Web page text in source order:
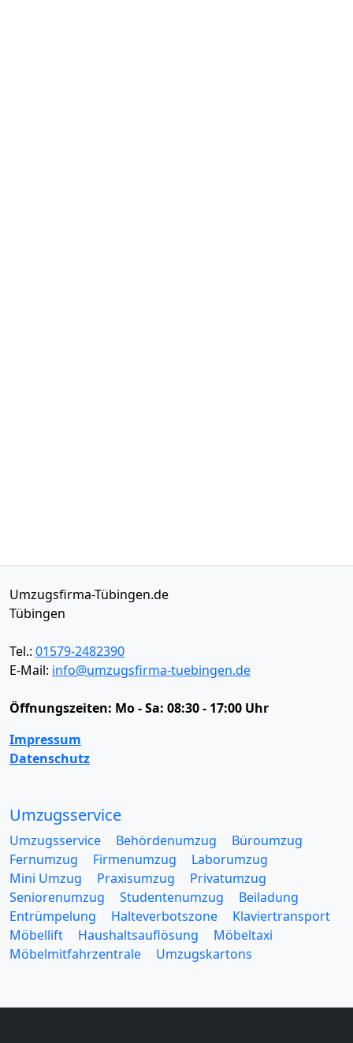
Umzugsfirma-Tübingen.de
Tübingen
Tel.: 01579-2482390
E-Mail: info@umzugsfirma-tuebingen.de
Öffnungszeiten: Mo - Sa: 08:30 - 17:00 Uhr
Impressum
Datenschutz
Umzugsservice
Umzugsservice Behördenumzug
Büroumzug
Fernumzug
Firmenumzug
Laborumzug
Mini Umzug
Praxisumzug
Privatumzug
Seniorenumzug
Studentenumzug
Beiladung
Entrümpelung
Halteverbotszone
Klaviertransport
Möbellift
Haushaltsauflösung
Möbeltaxi
Möbelmitfahrzentrale
Umzugskartons